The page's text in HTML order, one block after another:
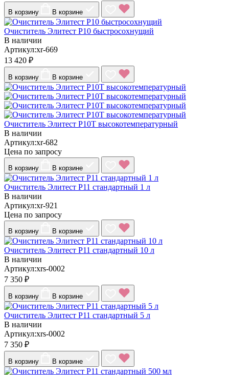
В корзину В корзине
Очиститель Элитест Р10 быстросохнущий
В наличии
Артикул:xr-669
13 420 ₽
В корзину В корзине
Очиститель Элитест Р10Т высокотемпературный
В наличии
Артикул:xr-682
Цена по запросу
В корзину В корзине
Очиститель Элитест Р11 стандартный 1 л
В наличии
Артикул:xr-921
Цена по запросу
В корзину В корзине
Очиститель Элитест Р11 стандартный 10 л
В наличии
Артикул:xrs-0002
7 350 ₽
В корзину В корзине
Очиститель Элитест Р11 стандартный 5 л
В наличии
Артикул:xrs-0002
7 350 ₽
В корзину В корзине